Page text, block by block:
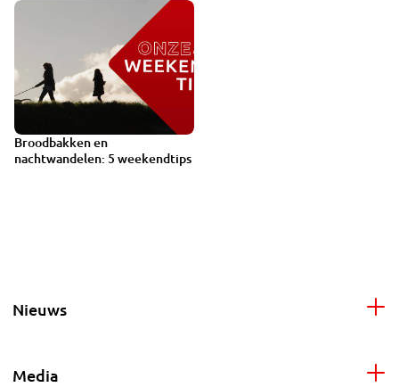
Broodbakken en
nachtwandelen: 5 weekendtips
Nieuws
Media